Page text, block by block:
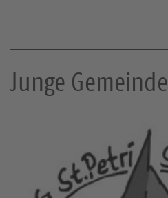
Junge Gemeinde